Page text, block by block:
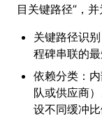
目关键路径”，并
关键路径识
程碑串联的最
依赖分类：
队或供应商
设不同缓冲比